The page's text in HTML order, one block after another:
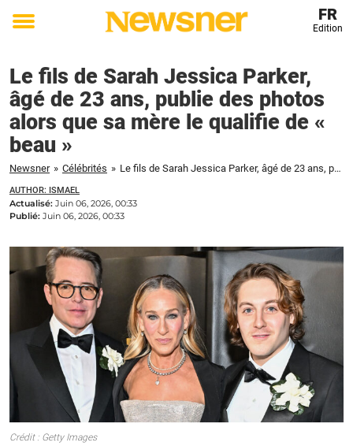
Toggle
FR
Edition
Le fils de Sarah Jessica Parker,
âgé de 23 ans, publie des photos
alors que sa mère le qualifie de «
beau »
Newsner » Célébrités » Le fils de Sarah Jessica Parker, âgé de 23 ans, publie des photos alors que sa mère le qualifie de « beau »
AUTHOR: ISMAEL
Actualisé: Juin 06, 2026, 00:33
Publié: Juin 06, 2026, 00:33
Crédit : Getty Images